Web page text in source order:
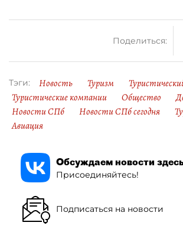
Поделиться:
Тэги: Новость Туризм
Туристические компании
Общество
Новости СПб
Новости СПб сегодня
Авиация
Обсуждаем новости
Присоединяйтесь!
Подписаться на новости